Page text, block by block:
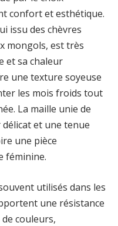
confort et esthétique.
issu des chèvres
mongols, est très
et sa chaleur
une texture soyeuse
les mois froids tout
La maille unie de
et une tenue
une pièce
féminine.
utilisés dans les
une résistance
couleurs,